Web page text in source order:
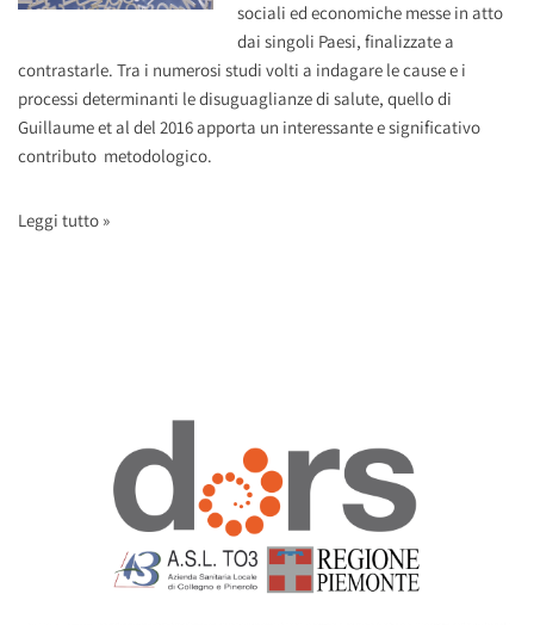
sociali ed economiche messe in atto
dai singoli Paesi, finalizzate a
contrastarle. Tra i numerosi studi volti a indagare le cause e i
processi determinanti le disuguaglianze di salute, quello di
Guillaume et al del 2016 apporta un interessante e significativo
contributo metodologico.
Leggi tutto »